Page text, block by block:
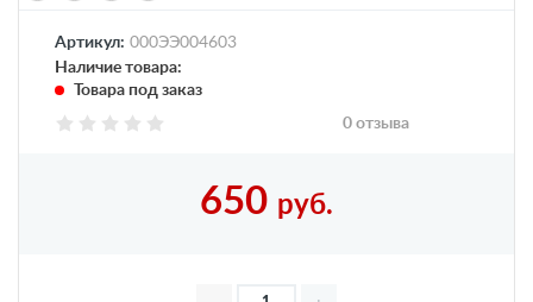
Артикул: 000ЭЭ004603
Наличие товара:
Товара под заказ
0 отзыва
650 руб.